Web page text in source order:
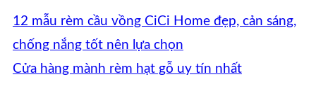
12 mẫu rèm cầu vồng CiCi Home đẹp, cản sáng,
chống nắng tốt nên lựa chọn
Cửa hàng mành rèm hạt gỗ uy tín nhất